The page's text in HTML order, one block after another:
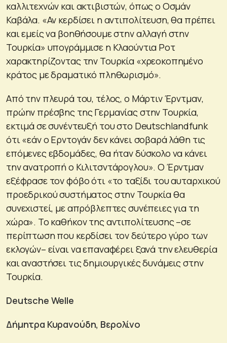
καλλιτεχνών και ακτιβιστών, όπως ο Οσμάν
Καβάλα. «Αν κερδίσει η αντιπολίτευση, θα πρέπει
και εμείς να βοηθήσουμε στην αλλαγή στην
Τουρκία» υπογράμμισε η Κλαούντια Ροτ
χαρακτηρίζοντας την Τουρκία «χρεοκοπημένο
κράτος με δραματικό πληθωρισμό».
Από την πλευρά του, τέλος, ο Μάρτιν Έρντμαν,
πρώην πρέσβης της Γερμανίας στην Τουρκία,
εκτιμά σε συνέντευξή του στο Deutschlandfunk
ότι «εάν ο Ερντογάν δεν κάνει σοβαρά λάθη τις
επόμενες εβδομάδες, θα ήταν δύσκολο να κάνει
την ανατροπή ο Κιλιτσντάρογλου». Ο Έρντμαν
εξέφρασε τον φόβο ότι «το ταξίδι του αυταρχικού
προεδρικού συστήματος στην Τουρκία θα
συνεχιστεί, με απρόβλεπτες συνέπειες για τη
χώρα». Το καθήκον της αντιπολίτευσης –σε
περίπτωση που κερδίσει τον δεύτερο γύρο των
εκλογών– είναι να επαναφέρει ξανά την ελευθερία
και αναστήσει τις δημιουργικές δυνάμεις στην
Τουρκία.
Deutsche Welle
Δήμητρα Κυρανούδη, Βερολίνο